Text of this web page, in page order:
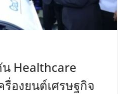
Healthcare
รื่องยนต์เศรษฐกิจ